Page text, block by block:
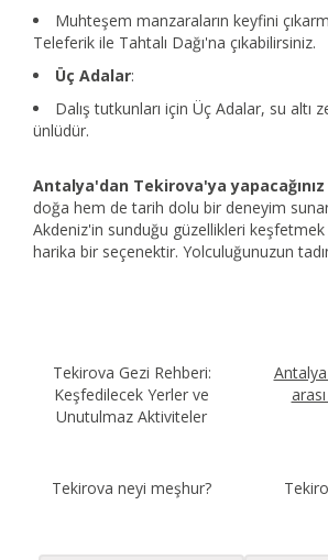
Muhteşem manzaraların keyfini
Teleferik ile Tahtalı Dağı'na çıkabilirsiniz.
Üç Adalar:
Dalış tutkunları için Üç Adalar, su altı
ünlüdür.
Antalya'dan Tekirova'ya
doğa hem de tarih dolu bir deneyim
Akdeniz'in sunduğu güzellikleri
harika bir seçenektir. Yolculuğunuzun
Tekirova Gezi Rehberi:
Keşfedilecek Yerler ve
Unutulmaz Aktiviteler
Tekirova neyi meşhur?